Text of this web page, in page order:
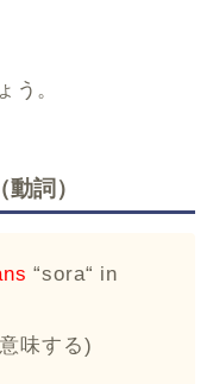
う。
詞）
“sora“ in
味する)